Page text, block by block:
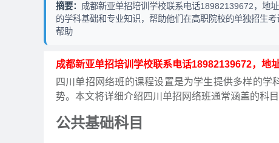
摘要： 成都新亚单招培训学校联系电话18982139672，地
的学科基础和专业知识，帮助他们在高职院校的单独招生
帮助
成都新亚单招培训学校联系电话18982139672，地
四川单招网络班的课程设置是为学生提供多样的
势。本文将详细介绍四川单招网络班通常涵盖的科
公共基础科目